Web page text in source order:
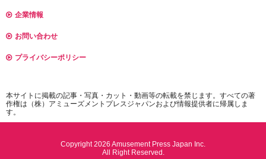
企業情報
お問い合わせ
プライバシーポリシー
本サイトに掲載の記事・写真・カット・動画等の転載を禁じます。すべての著
作権は（株）アミューズメントプレスジャパンおよび情報提供者に帰属しま
す。
Copyright 2026 Amusement Press Japan Inc.
All Right Reserved.